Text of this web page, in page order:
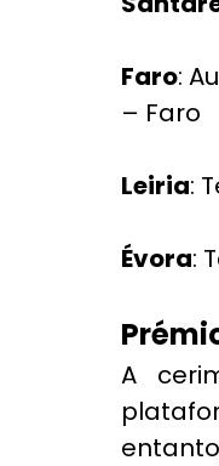
Faro:
– Faro
Leiria:
Évora:
A